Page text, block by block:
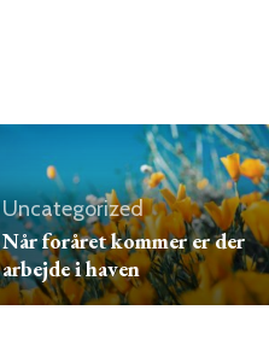
Uncategorized
Når foråret kommer er der
arbejde i haven